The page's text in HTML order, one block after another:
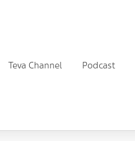
Teva Channel Podcast